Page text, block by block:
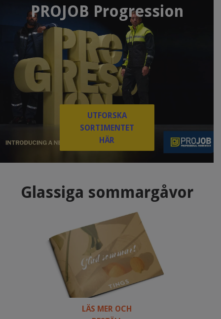
PROJOB Progression
UTFORSKA
SORTIMENTET
HÄR
Glassiga sommargåvor
LÄS MER OCH